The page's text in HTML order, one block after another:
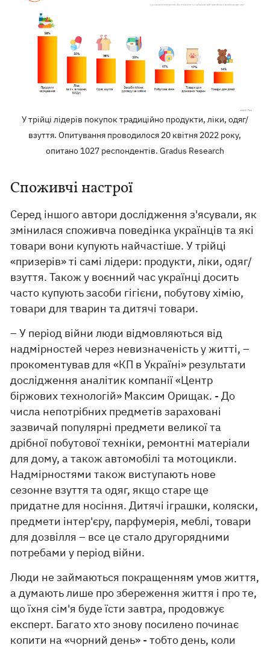
У трійці лідерів покупок традиційно продукти, ліки, одяг/
взуття. Опитування проводилося 20 квітня 2022 року,
опитано 1027 респондентів. Gradus Research
Споживчі настрої
Серед іншого автори дослідження з'ясували, як
змінилася споживча поведінка українців та які
товари вони купують найчастіше. У трійці
«призерів» ті самі лідери: продукти, ліки, одяг/
взуття. Також у воєнний час українці досить
часто купують засоби гігієни, побутову хімію,
товари для тварин та дитячі товари.
– У період війни люди відмовляються від
надмірностей через невизначеність у житті, –
прокоментував для «КП в Україні» результати
дослідження аналітик компанії «Центр
біржових технологій» Максим Орищак. - До
числа непотрібних предметів зараховані
зазвичай популярні предмети великої та
дрібної побутової техніки, ремонтні матеріали
для дому, а також автомобілі та мотоцикли.
Надмірностями також виступають нове
сезонне взуття та одяг, якщо старе ще
придатне для носіння. Дитячі іграшки, коляски,
предмети інтер'єру, парфумерія, меблі, товари
для дозвілля – все це стало другорядними
потребами у період війни.
Люди не займаються покращенням умов життя,
а думають лише про збереження життя і про те,
що їхня сім'я буде їсти завтра, продовжує
експерт. Багато хто знову посилено починає
копити на «чорний день» - тобто день, коли